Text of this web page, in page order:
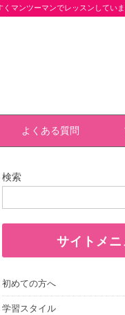
マンツーマンでレッスンしていま
よくある質問
検索
サイトメニ
初めての方へ
学習スタイル